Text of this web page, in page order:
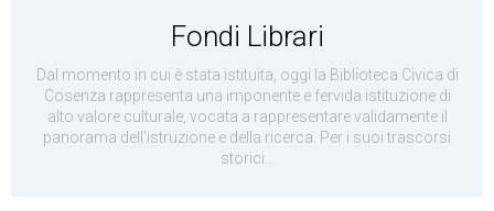
Fondi Librari
Dal momento in cui è stata istituita, oggi la Biblioteca Civica di
Cosenza rappresenta una imponente e fervida istituzione di
alto valore culturale, vocata a rappresentare validamente il
panorama dell’istruzione e della ricerca. Per i suoi trascorsi
storici...